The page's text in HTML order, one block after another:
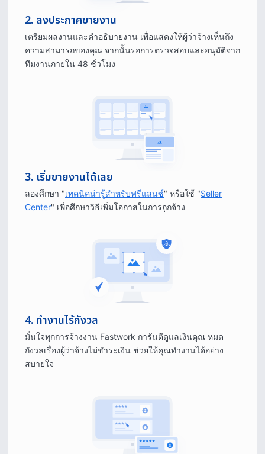
2. ลงประกาศขายงาน
เตรียมผลงานและคำอธิบายงาน เพื่อแสดงให้ผู้ว่าจ้างเห็นถึง
ความสามารถของคุณ จากนั้นรอการตรวจสอบและอนุมัติจาก
ทีมงานภายใน 48 ชั่วโมง
3. เริ่มขายงานได้เลย
ลองศึกษา "เทคนิคน่ารู้สําหรับฟรีแลนซ์" หรือใช้ "Seller
Center" เพื่อศึกษาวิธีเพิ่มโอกาสในการถูกจ้าง
4. ทำงานไร้กังวล
มั่นใจทุกการจ้างงาน Fastwork การันตีดูแลเงินคุณ หมด
กังวลเรื่องผู้ว่าจ้างไม่ชําระเงิน ช่วยให้คุณทํางานได้อย่าง
สบายใจ